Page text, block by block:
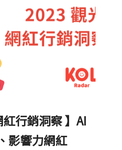
紅行銷洞察 】AI
影響力網紅